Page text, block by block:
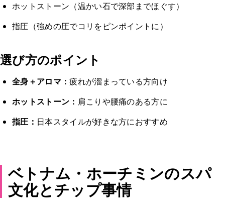
ホットストーン（温かい石で深部までほぐす）
指圧（強めの圧でコリをピンポイントに）
選び方のポイント
全身＋アロマ：疲れが溜まっている方向け
ホットストーン： 肩こりや腰痛のある方に
指圧： 日本スタイルが好きな方におすすめ
ベトナム・ホーチミンのスパ
文化とチップ事情